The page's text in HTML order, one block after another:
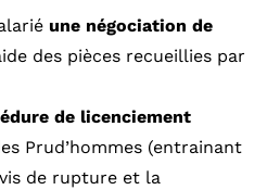
une négociation de
des pièces recueillies par
de licenciement
Prud’hommes (entrainant
de rupture et la